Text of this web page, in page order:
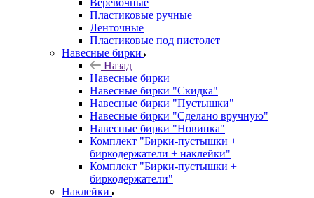
Веревочные
Пластиковые ручные
Ленточные
Пластиковые под пистолет
Навесные бирки
Назад
Навесные бирки
Навесные бирки "Скидка"
Навесные бирки "Пустышки"
Навесные бирки "Сделано вручную"
Навесные бирки "Новинка"
Комплект "Бирки-пустышки +
биркодержатели + наклейки"
Комплект "Бирки-пустышки +
биркодержатели"
Наклейки